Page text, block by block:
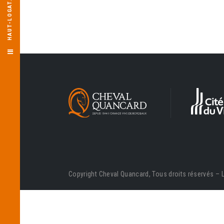
HAUT-LOGAT.
Copyright Cheval Quancard, Tous droits réservés –